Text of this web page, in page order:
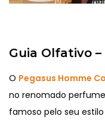
Guia Olfativo
O Pegasus Homme
no renomado perfume
famoso pelo seu